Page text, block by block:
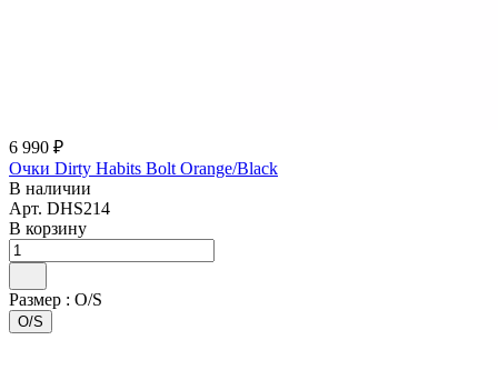
6 990 ₽
Очки Dirty Habits Bolt Orange/Black
В наличии
Арт. DHS214
В корзину
Размер : O/S
O/S